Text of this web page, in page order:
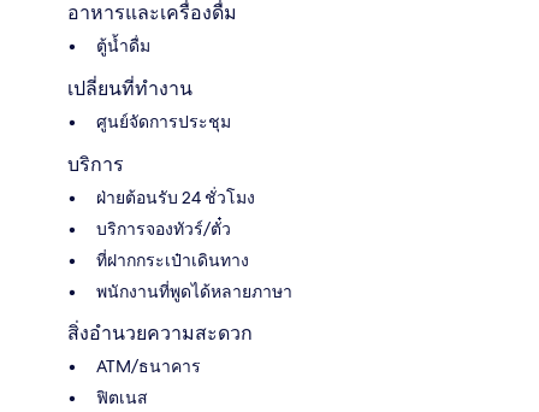
อาหารและเครื่องดื่ม
ตู้น้ำดื่ม
เปลี่ยนที่ทำงาน
ศูนย์จัดการประชุม
บริการ
ฝ่ายต้อนรับ 24 ชั่วโมง
บริการจองทัวร์/ตั๋ว
ที่ฝากกระเป๋าเดินทาง
พนักงานที่พูดได้หลายภาษา
สิ่งอำนวยความสะดวก
ATM/ธนาคาร
ฟิตเนส